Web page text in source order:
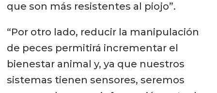
que son más resistentes al piojo”.
“Por otro lado, reducir la manipulación
de peces permitirá incrementar el
bienestar animal y, ya que nuestros
sistemas tienen sensores, seremos